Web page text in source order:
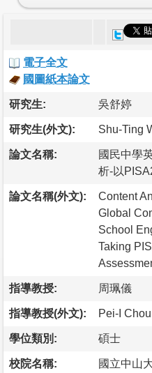
電子全文
國圖紙本論文
研究生: 吳舒婷
研究生(外文): Shu-Ting
論文名稱:
國民中學
析-以
論文名稱(外文):
Content
Global
School
Taking
指導教授: 周珮儀
指導教授(外文): Pei-I Chou
學位類別: 碩士
校院名稱: 國立中山